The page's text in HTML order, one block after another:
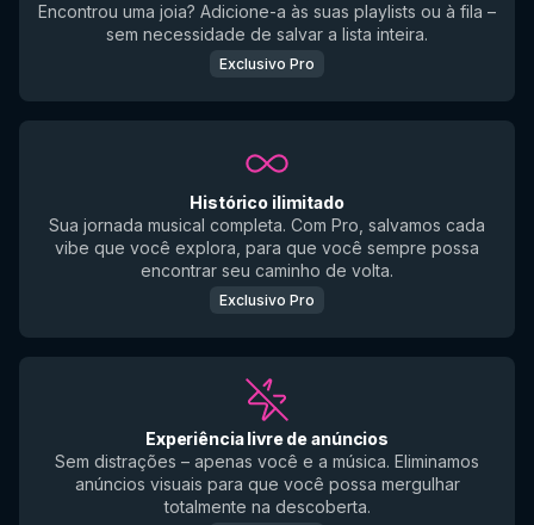
Encontrou uma joia? Adicione-a às suas playlists ou à fila –
sem necessidade de salvar a lista inteira.
Exclusivo Pro
Histórico ilimitado
Sua jornada musical completa. Com Pro, salvamos cada
vibe que você explora, para que você sempre possa
encontrar seu caminho de volta.
Exclusivo Pro
Experiência livre de anúncios
Sem distrações – apenas você e a música. Eliminamos
anúncios visuais para que você possa mergulhar
totalmente na descoberta.